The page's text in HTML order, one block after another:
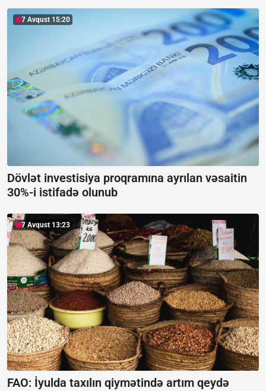
7 Avqust 15:20
Dövlət investisiya proqramına ayrılan vəsaitin
30%-i istifadə olunub
7 Avqust 13:23
FAO: İyulda taxılın qiymətində artım qeydə